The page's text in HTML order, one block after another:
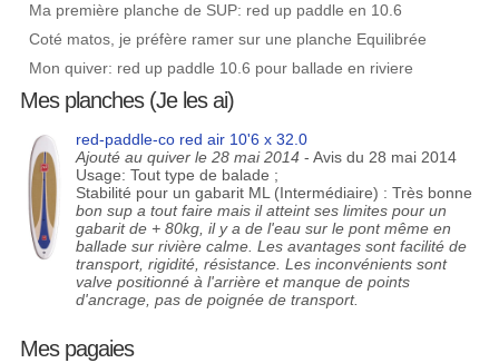
Ma première planche de SUP: red up paddle en 10.6
Coté matos, je préfère ramer sur une planche Equilibrée
Mon quiver: red up paddle 10.6 pour ballade en riviere
Mes planches (Je les ai)
red-paddle-co red air 10'6 x 32.0
Ajouté au quiver le 28 mai 2014 - Avis du 28 mai 2014
Usage: Tout type de balade ;
Stabilité pour un gabarit ML (Intermédiaire) : Très bonne
bon sup a tout faire mais il atteint ses limites pour un
gabarit de + 80kg, il y a de l'eau sur le pont même en
ballade sur rivière calme. Les avantages sont facilité de
transport, rigidité, résistance. Les inconvénients sont
valve positionné à l'arrière et manque de points
d'ancrage, pas de poignée de transport.
Mes pagaies